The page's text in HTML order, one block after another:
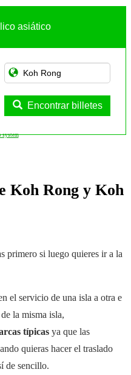
asiático
Encontrar billetes
system
Koh Rong y Koh
primero si luego quieres ir a la
el servicio de una isla a otra e
la misma isla,
típicas ya que las
quieras hacer el traslado
de sencillo.